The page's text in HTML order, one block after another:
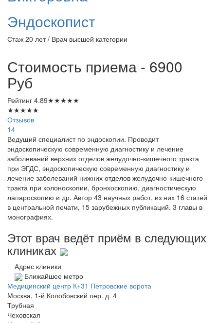
Эндоскопист
Стаж 20 лет / Врач высшей категории
Стоимость приема - 6900
Руб
Рейтинг 4.89★★★★★
★★★★★
Отзывов
14
Ведущий специалист по эндоскопии. Проводит
эндоскопическую современную диагностику и лечение
заболеваний верхних отделов желудочно-кишечного тракта
при ЭГДС, эндоскопическую современную диагностику и
лечение заболеваний нижних отделов желудочно-кишечного
тракта при колоноскопии, бронхоскопию, диагностическую
лапароскопию и др. Автор 43 научных работ, из них 16 статей
в центральной печати, 15 зарубежных публикаций. 3 главы в
монографиях.
Этот врач ведёт приём в следующих
клиниках
Адрес клиники
Ближайшее метро
Медицинский центр К+31 Петровские ворота
Москва, 1-й Колобовский пер. д. 4
Трубная
Чеховская